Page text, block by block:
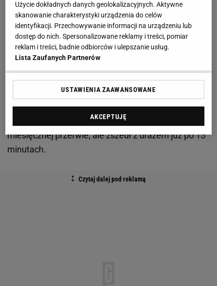
- Zostało kilka dni do meczu na Camp Nou, mam
nadzieję, że będę mógł zagrać! - napisał
Lewandowskina Twitterze.
Za tokontuzjałydki Arjena Robbena eliminuje go z
gry do końca sezonu. We wtorek wrócił do gry po
miesięcznej przerwie, ale zszedł z urazem już po 15
minutach.
Użycie dokładnych danych geolokalizacyjnych. Aktywne
skanowanie charakterystyki urządzenia do celów
identyfikacji. Przechowywanie informacji na urządzeniu lub
dostęp do nich. Spersonalizowane reklamy i treści, pomiar
reklam i treści, badnie odbiorców i ulepszanie usług.
Lista Zaufanych Partnerów
USTAWIENIA ZAAWANSOWANE
AKCEPTUJĘ